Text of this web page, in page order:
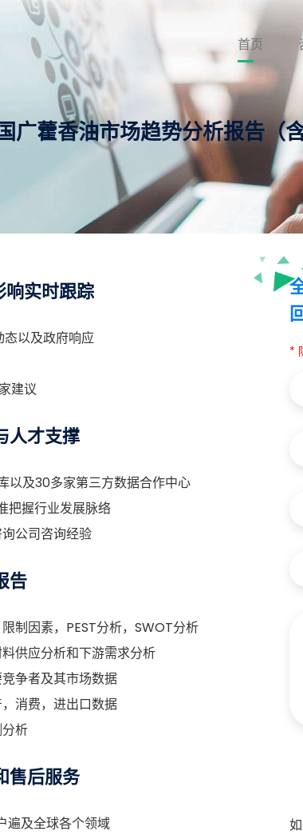
首页
广藿香油市场趋势分析报告（
实时跟踪
以及政府响应
建议
人才支撑
以及30多家第三方数据合作中心
把握行业发展脉络
公司咨询经验
告
制因素，PEST分析，SWOT分析
供应分析和下游需求分析
争者及其市场数据
消费，进出口数据
析
售后服务
遍及全球各个领域
*